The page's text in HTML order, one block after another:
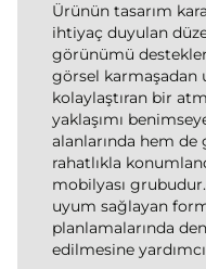
Ürünün tasarım
ihtiyaç duyulan
görünümü
görsel karmaşadan
kolaylaştıran bir
yaklaşımı
alanlarında hem
rahatlıkla
mobilyası
uyum sağlayan
planlamalarında
edilmesine